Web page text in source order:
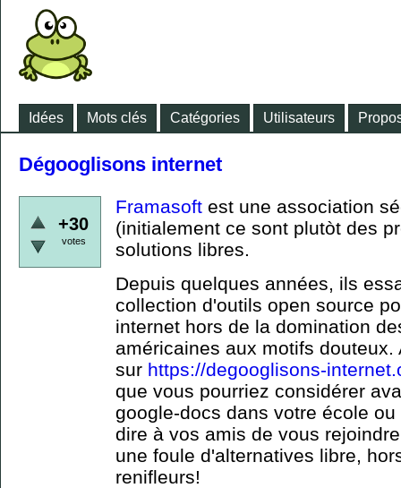
Idées Mots clés Catégories Utilisateurs
Dégooglisons internet
+30
votes
Framasoft est une association
(initialement ce sont plutòt des
solutions libres.
Depuis quelques années, ils
collection d'outils open source
internet hors de la domination
américaines aux motifs douteux.
sur https://degooglisons-
que vous pourriez considérer
google-docs dans votre école
dire à vos amis de vous
une foule d'alternatives libre,
renifleurs!